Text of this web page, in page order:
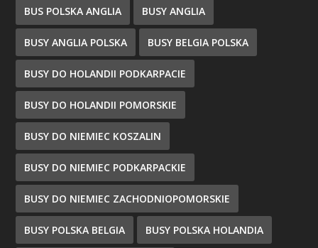
BUS POLSKA ANGLIA BUSY ANGLIA
BUSY ANGLIA POLSKA BUSY BELGIA POLSKA
BUSY DO HOLANDII PODKARPACIE
BUSY DO HOLANDII POMORSKIE
BUSY DO NIEMIEC KOSZALIN
BUSY DO NIEMIEC PODKARPACKIE
BUSY DO NIEMIEC ZACHODNIOPOMORSKIE
BUSY POLSKA BELGIA BUSY POLSKA HOLANDIA